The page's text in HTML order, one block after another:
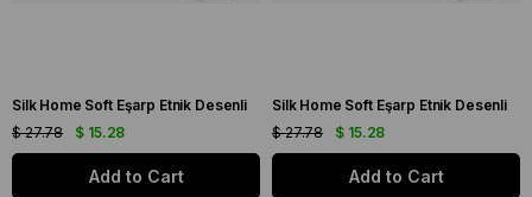
Silk Home Soft Eşarp Etnik Desenli
$ 15.28
$ 27.78
Add to Cart
Silk Home Soft Eşarp Etnik Desenli
$ 15.28
$ 27.78
Add to Cart